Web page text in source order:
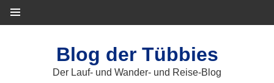
Inhalt
springen
Blog der Tübbies
Der Lauf- und Wander- und Reise-Blog